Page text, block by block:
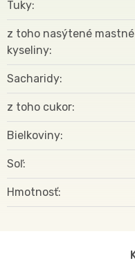
Tuky
z toho nasýtené mastné
kyseliny
Sacharidy
z toho cukor
Bielkoviny
Soľ
Hmotnosť